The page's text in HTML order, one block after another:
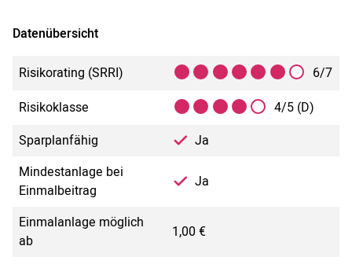
Datenübersicht
Risikorating (SRRI)
6/7
Risikoklasse
4/5 (D)
Sparplanfähig
Ja
Mindestanlage bei
Einmalbeitrag
Ja
Einmalanlage möglich
ab
1,00 €